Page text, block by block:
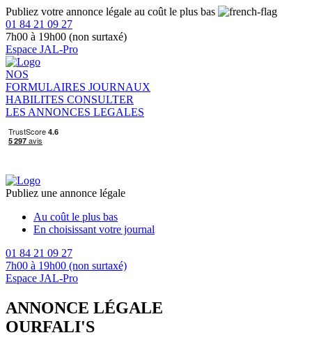
Publiez votre annonce légale au coût le plus bas
01 84 21 09 27
7h00 à 19h00 (non surtaxé)
Espace JAL-Pro
NOS
FORMULAIRES JOURNAUX
HABILITES CONSULTER
LES ANNONCES LEGALES
Publiez une annonce légale
Au coût le plus bas
En choisissant votre journal
01 84 21 09 27
7h00 à 19h00 (non surtaxé)
Espace JAL-Pro
ANNONCE LÉGALE
OURFALI'S